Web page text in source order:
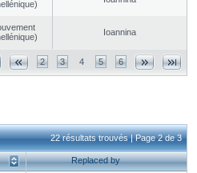
Ioannina
2 3 4 5 6
22 résultats trouvés | Page 2 de 3
Replaced by